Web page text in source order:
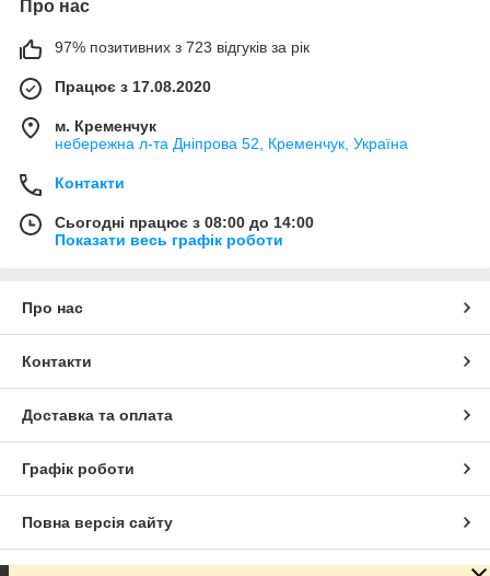
Про нас
97% позитивних з 723 відгуків за рік
Працює з 17.08.2020
м. Кременчук
небережна л-та Дніпрова 52, Кременчук, Україна
Контакти
Сьогодні працює з 08:00 до 14:00
Показати весь графік роботи
Про нас
Контакти
Доставка та оплата
Графік роботи
Повна версія сайту